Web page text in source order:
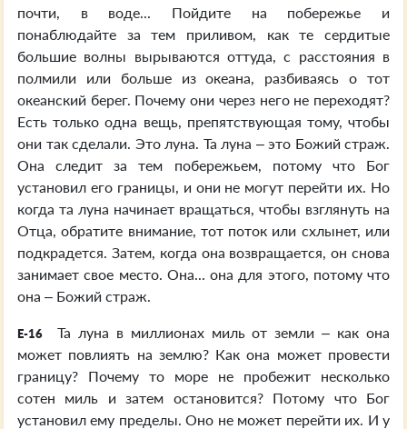
почти, в воде... Пойдите на побережье и
понаблюдайте за тем приливом, как те сердитые
большие волны вырываются оттуда, с расстояния в
полмили или больше из океана, разбиваясь о тот
океанский берег. Почему они через него не переходят?
Есть только одна вещь, препятствующая тому, чтобы
они так сделали. Это луна. Та луна – это Божий страж.
Она следит за тем побережьем, потому что Бог
установил его границы, и они не могут перейти их. Но
когда та луна начинает вращаться, чтобы взглянуть на
Отца, обратите внимание, тот поток или схлынет, или
подкрадется. Затем, когда она возвращается, он снова
занимает свое место. Она... она для этого, потому что
она – Божий страж.
E-16
Та луна в миллионах миль от земли – как она
может повлиять на землю? Как она может провести
границу? Почему то море не пробежит несколько
сотен миль и затем остановится? Потому что Бог
установил ему пределы. Оно не может перейти их. И у